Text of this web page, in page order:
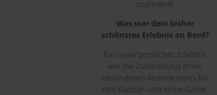
spannend.
Was war dein bisher
schönstes Erlebnis an Bord?
Ein unvergessliches Erlebnis
war die Zubereitung eines
besonderen Abendessens für
den Kapitän und seine Gäste.